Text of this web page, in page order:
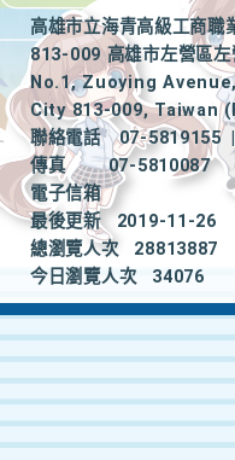
高雄市立海青高級工商職
813-009 高雄市左營區左
No.1, Zuoying
City 813-009, Taiwan
聯絡電話
07-5819155
傳真
07-5810087
電子信箱
最後更新
2019-11-26
總瀏覽人次
28813887
今日瀏覽人次
34076